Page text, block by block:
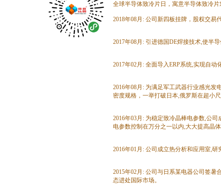
全球半导体致冷片日，寓意半导体致冷
2018年08月: 公司新四板挂牌，股权交易
2017年08月: 引进德国DE焊接技术,使半
2017年02月: 全面导入ERP系统,实现自动
2016年08月: 为满足军工武器行业感光
密度规格，一举打破日本,俄罗斯在超小
2016年03月: 为稳定致冷晶棒电参数,公
电参数控制在万分之一以内,大大提高晶
2016年01月: 公司成立热分析和应用室,
2015年02月: 公司与日系某电器公司签
态进处国际市场。